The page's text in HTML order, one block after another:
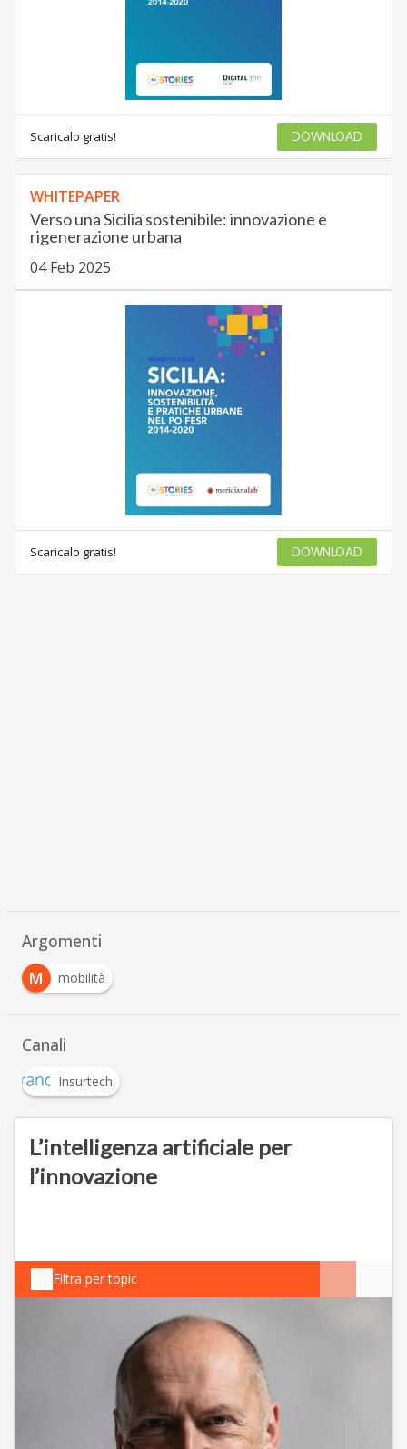
Scaricalo gratis! DOWNLOAD
WHITEPAPER
Verso una Sicilia sostenibile: innovazione e
rigenerazione urbana
04 Feb 2025
Scaricalo gratis! DOWNLOAD
Argomenti
M
mobilità
Canali
Insurtech
L’intelligenza artificiale per
l’innovazione
Filtra per topic